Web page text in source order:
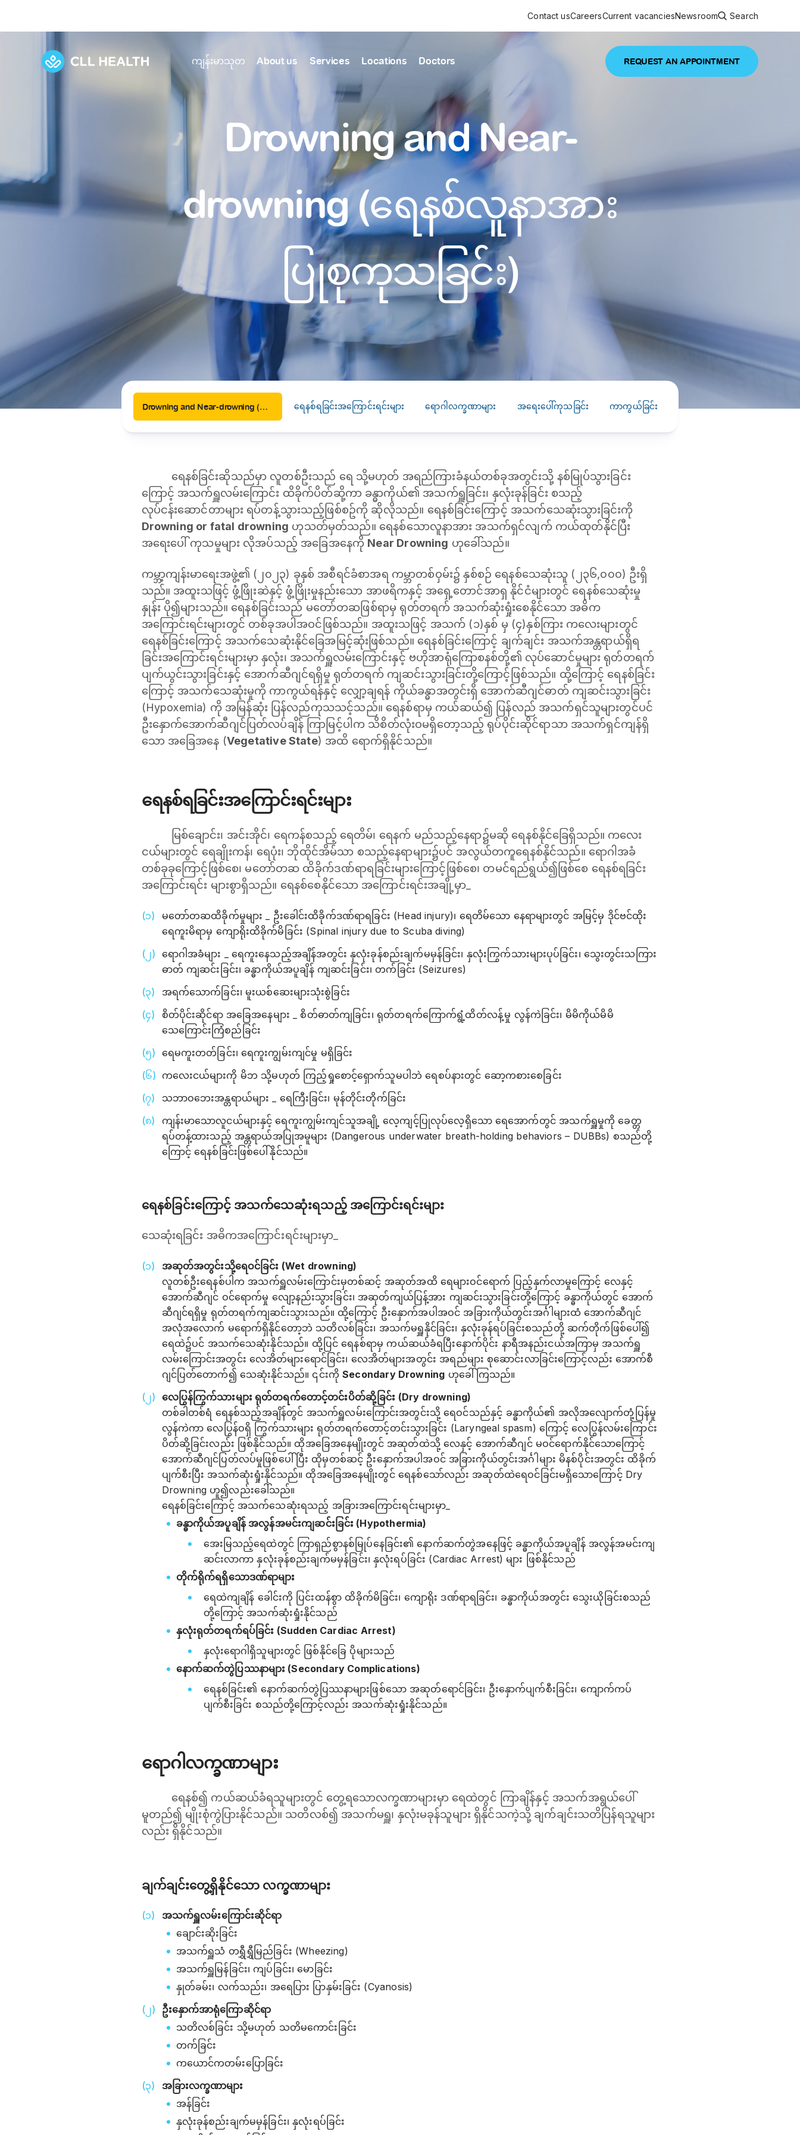
ကျန်းမာသုတ
Diseases and Conditions
Tests and Procedures
Drugs and Supplements
Healthy Lifestyles
Find Health articles by first letter
A E F G H I J
K
N P Q R S T U
V
W
X
Or search by keyword
ALL ARTICLES
SEARCH
DISEASES AND CONDITIONS
Melioidosis (မယ်လီယွိုက်ဒိုး
ဆစ် ပြင်းထန်ကူးစက်ရောဂါ)
ဘက်တီးရီးယားပိုးကြောင့်ဖြစ်သော မယ်
လီယွိုက်ဒိုးဆစ် ပြင်းထန်
About us
Discover our commitment to transforming healthcare
Our history
News & Announcements
PRESS RELEASE
16 JAN 2026
CLL HEALTH
Strengthens
Myanmar Through
Phyu Laboratory and
HEALTH is pleased to
announce the...
29 AUG 2024
CLL HEALTH unveils
Shin Saw Pu Clinic in
Yangon, advancing
Yangon, Myanmar, 29
Services
Explore Services
Comprehensive care for your health and well-being
Primary care Developmental screening
Health screening
Our featured services
Trusted care for every stage of life
Primary care
Comprehensive and continuing health care from prenatal
to elderly stages, coordinating with specialists as
needed
Locations
Comprehensive care for your health and well-being
Our polyclinics
Quality primary and specialty care near you
Diagnostics and treatment in one place
Accurate and reliable diagnostic testing services
Medical travel offices
One-stop medical referral services
Our clinics
Dedicated to providing comprehensive interdisciplinary
healthcare services
Shin Saw Pu Clinic
A Top-Tier Primary Care Facility Inaugurated in Yangon for
Local and Expatriate Families
Doctors REQUEST AN APPOINTMENT
Contact usCareersCurrent vacanciesNewsroom Search
Drowning and Near-
drowning (ရေနစ်လူနာအား
ပြုစုကုသခြင်း)
Drowning and Near-drowning (ရေနစ်လူနာအား ပြုစုကုသခြင်း) ရေနစ်ရခြင်းအကြောင်းရင်းများ ရောဂါလက္ခဏာများ အရေးပေါ်ကုသခြင်း ကာကွယ်ခြင်း
ရေနစ်ခြင်းဆိုသည်မှာ လူတစ်ဦးသည် ရေ သို့မဟုတ် အရည်ကြားခံနယ်တစ်ခုအတွင်းသို့ နစ်မြုပ်သွားခြင်း
ကြောင့် အသက်ရှူလမ်းကြောင်း ထိခိုက်ပိတ်ဆို့ကာ ခန္ဓာကိုယ်၏ အသက်ရှူခြင်း၊ နှလုံးခုန်ခြင်း စသည့်
လုပ်ငန်းဆောင်တာများ ရပ်တန့်သွားသည့်ဖြစ်စဥ်ကို ဆိုလိုသည်။ ရေနစ်ခြင်းကြောင့် အသက်သေဆုံးသွားခြင်းကို
Drowning or fatal drowning ဟုသတ်မှတ်သည်။ ရေနစ်သောလူနာအား အသက်ရှင်လျက် ကယ်ထုတ်နိုင်ပြီး
အရေးပေါ် ကုသမှုများ လိုအပ်သည့် အခြေအနေကို Near Drowning ဟုခေါ်သည်။
ကမ္ဘာ့ကျန်းမာရေးအဖွဲ့၏ (၂၀၂၃) ခုနှစ် အစီရင်ခံစာအရ ကမ္ဘာတစ်ဝှမ်း၌ နှစ်စဉ် ရေနစ်သေဆုံးသူ (၂၃၆,၀၀၀) ဦးရှိ
သည်။ အထူးသဖြင့် ဖွံ့ဖြိုးဆဲနှင့် ဖွံ့ဖြိုးမှုနည်းသော အာဖရိကနှင့် အရှေ့တောင်အာရှ နိုင်ငံများတွင် ရေနစ်သေဆုံးမှု
နှုန်း ပို၍များသည်။ ရေနစ်ခြင်းသည် မတော်တဆဖြစ်ရာမှ ရုတ်တရက် အသက်ဆုံးရှုံးစေနိုင်သော အဓိက
အကြောင်းရင်းများတွင် တစ်ခုအပါအဝင်ဖြစ်သည်။ အထူးသဖြင့် အသက် (၁)နှစ် မှ (၄)နှစ်ကြား ကလေးများတွင်
‌ရေနစ်ခြင်းကြောင့် အသက်သေဆုံးနိုင်ခြေအမြင့်ဆုံးဖြစ်သည်။ ရေနစ်ခြင်းကြောင့် ချက်ချင်း အသက်အန္တရာယ်ရှိရ
ခြင်းအကြောင်းရင်းများမှာ နှလုံး၊ အသက်ရှူလမ်းကြောင်းနှင့် ဗဟိုအာရုံကြောစနစ်တို့၏ လုပ်ဆောင်မှုများ ရုတ်တရက်
ပျက်ယွင်းသွားခြင်းနှင့် အောက်ဆီဂျင်ရရှိမှု ရုတ်တရက် ကျဆင်းသွားခြင်းတို့ကြောင့်ဖြစ်သည်။ ထို့ကြောင့် ရေနစ်ခြင်း
ကြောင့် အသက်သေဆုံးမှုကို ကာကွယ်ရန်နှင့် လျှော့ချရန် ကိုယ်ခန္ဓာအတွင်းရှိ အောက်ဆီဂျင်ဓာတ် ကျဆင်းသွားခြင်း
(Hypoxemia) ကို အမြန်ဆုံး ပြန်လည်ကုသသင့်သည်။ ရေနစ်ရာမှ ကယ်ဆယ်၍ ပြန်လည် အသက်ရှင်သူများတွင်ပင်
ဦးနှောက်အောက်ဆီဂျင်ပြတ်လပ်ချိန် ကြာမြင့်ပါက သိစိတ်လုံးဝမရှိတော့သည့် ရုပ်ပိုင်းဆိုင်ရာသာ အသက်ရှင်ကျန်ရှိ
သော အခြေအနေ (Vegetative State) အထိ ရောက်ရှိနိုင်သည်။
ရေနစ်ရခြင်းအကြောင်းရင်းများ
မြစ်ချောင်း၊ အင်းအိုင်၊ ရေကန်စသည့် ရေတိမ်၊ ရေနက် မည်သည့်နေရာ၌မဆို ရေနစ်နိုင်ခြေရှိသည်။ ကလေး
ငယ်များတွင် ရေချိုးကန်၊ ရေပုံး၊ ဘိုထိုင်အိမ်သာ စသည့်နေရာများ၌ပင် အလွယ်တကူရေနစ်နိုင်သည်။ ရောဂါအခံ
တစ်ခုခုကြောင့်ဖြစ်စေ၊ မတော်တဆ ထိခိုက်ဒဏ်ရာရခြင်းများကြောင့်ဖြစ်စေ၊ တမင်ရည်ရွယ်၍ဖြစ်စေ ရေနစ်ရခြင်း
အကြောင်းရင်း များစွာရှိသည်။ ‌ရေနစ်စေနိုင်သော အကြောင်းရင်းအချို့မှာ_
မတော်တဆထိခိုက်မှုများ _ ဦးခေါင်းထိခိုက်ဒဏ်ရာရခြင်း (Head injury)၊ ရေတိမ်သော နေရာများတွင် အမြင့်မှ ဒိုင်ဗင်ထိုး
ရေကူးမိရာမှ ကျောရိုးထိခိုက်မိခြင်း (Spinal injury due to Scuba diving)
ရောဂါအခံများ _ ရေကူးနေသည့်အချိန်အတွင်း နှလုံးခုန်စည်းချက်မမှန်ခြင်း၊ နှလုံးကြွက်သားများပုပ်ခြင်း၊ သွေးတွင်းသကြား
ဓာတ် ကျဆင်းခြင်း၊ ခန္ဓာကိုယ်အပူချိန် ကျဆင်းခြင်း၊ တက်ခြင်း (Seizures)
အရက်သောက်ခြင်း၊ မူးယစ်ဆေးများသုံးစွဲခြင်း
စိတ်ပိုင်းဆိုင်ရာ အခြေအနေများ _ စိတ်ဓာတ်ကျခြင်း၊ ရုတ်တရက်ကြောက်ရွံ့ထိတ်လန့်မှု လွန်ကဲခြင်း၊ မိမိကိုယ်မိမိ
သေကြောင်းကြံစည်ခြင်း
ရေမကူးတတ်ခြင်း၊ ရေကူးကျွမ်းကျင်မှု မရှိခြင်း
ကလေးငယ်များကို မိဘ သို့မဟုတ် ကြည့်ရှုစောင့်ရှောက်သူမပါဘဲ ရေစပ်နားတွင် ဆော့ကစားစေခြင်း
သဘာဝဘေးအန္တရာယ်များ _ ရေကြီးခြင်း၊ မုန်တိုင်းတိုက်ခြင်း
ကျန်းမာသောလူငယ်များနှင့် ရေကူးကျွမ်းကျင်သူအချို့ လေ့ကျင့်ပြုလုပ်လေ့ရှိသော ရေအောက်တွင် အသက်ရှူမှုကို ခေတ္တ
ရပ်တန့်ထားသည့် အန္တရာယ်အပြုအမူများ (Dangerous underwater breath-holding behaviors – DUBBs) စသည်တို့
ကြောင့် ရေနစ်ခြင်းဖြစ်ပေါ်နိုင်သည်။
ရေနစ်ခြင်းကြောင့် အသက်သေဆုံးရသည့် အကြောင်းရင်းများ
သေဆုံးရခြင်း အဓိကအကြောင်းရင်းများမှာ_
အဆုတ်အတွင်းသို့ရေဝင်ခြင်း (Wet drowning)
လူတစ်ဦးရေနစ်ပါက အသက်ရှူလမ်းကြောင်းမှတစ်ဆင့် အဆုတ်အထိ ရေများဝင်ရောက် ပြည့်နှက်လာမှုကြောင့် လေနှင့်
အောက်ဆီဂျင် ဝင်ရောက်မှု လျော့နည်းသွားခြင်း၊ အဆုတ်ကျယ်ပြန့်အား ကျဆင်းသွားခြင်းတို့ကြောင့် ခန္ဓာကိုယ်တွင် အောက်
ဆီဂျင်ရရှိမှု ရုတ်တရက်ကျဆင်းသွားသည်။ ထို့ကြောင့် ဦးနှောက်အပါအဝင် အခြားကိုယ်တွင်းအင်္ဂါများထံ အောက်ဆီဂျင်
အလုံအလောက် မရောက်ရှိနိုင်တော့ဘဲ သတိလစ်ခြင်း၊ အသက်မရှူနိုင်ခြင်း၊ နှလုံးခုန်ရပ်ခြင်းစသည်တို့ ဆက်တိုက်ဖြစ်ပေါ်၍
ရေထဲ၌ပင် အသက်သေဆုံးနိုင်သည်။ ထို့ပြင် ရေနစ်ရာမှ ကယ်ဆယ်ခံရပြီးနောက်ပိုင်း နာရီအနည်းငယ်အကြာမှ အသက်ရှူ
လမ်းကြောင်းအတွင်း လေအိတ်များရောင်ခြင်း၊ လေအိတ်များအတွင်း အရည်များ စုဆောင်းလာခြင်းကြောင့်လည်း အောက်စီ
ဂျင်ပြတ်တောက်၍ သေဆုံးနိုင်သည်။ ၎င်းကိုSecondary Drowning ဟုခေါ်ကြသည်။
လေပြွန်ကြွက်သားများ ရုတ်တရက်တောင့်တင်းပိတ်ဆို့ခြင်း (Dry drowning)
တစ်ခါတစ်ရံ ရေနစ်သည့်အချိန်တွင် အသက်ရှူလမ်းကြောင်းအတွင်းသို့ ရေဝင်သည်နှင့် ခန္ဓာကိုယ်၏ အလိုအလျောက်တုံ့ပြန်မှု
လွန်ကဲကာ လေပြွန်ဝရှိ ကြွက်သားများ ရုတ်တရက်တောင့်တင်းသွားခြင်း (Laryngeal spasm) ကြောင့် လေပြွန်လမ်းကြောင်း
ပိတ်ဆို့ခြင်းလည်း ဖြစ်နိုင်သည်။ ထိုအခြေအနေမျိုးတွင် အဆုတ်ထဲသို့ လေနှင့် အောက်ဆီဂျင် မဝင်ရောက်နိုင်သောကြောင့်
အောက်ဆီဂျင်ပြတ်လပ်မှုဖြစ်ပေါ်ပြီး ထိုမှတစ်ဆင့် ဦးနှောက်အပါအဝင် အခြားကိုယ်တွင်းအင်္ဂါများ မိနစ်ပိုင်းအတွင်း ထိခိုက်
ပျက်စီးပြီး အသက်ဆုံးရှုံးနိုင်သည်။ ထိုအခြေအနေမျိုးတွင် ရေနစ်သော်လည်း အဆုတ်ထဲရေဝင်ခြင်းမရှိသောကြောင့် Dry
Drowning ဟူ၍လည်းခေါ်သည်။
ရေနစ်ခြင်းကြောင့် အသက်သေဆုံးရသည့် အခြားအကြောင်းရင်းများမှာ_
ခန္ဓာကိုယ်အပူချိန် အလွန်အမင်းကျဆင်းခြင်း (Hypothermia)
အေးမြသည့်ရေထဲတွင် ကြာရှည်စွာနစ်မြုပ်နေခြင်း၏ နောက်ဆက်တွဲအနေဖြင့် ခန္ဓာကိုယ်အပူချိန် အလွန်အမင်းကျ
ဆင်းလာကာ နှလုံးခုန်စည်းချက်မမှန်ခြင်း၊ နှလုံးရပ်ခြင်း (Cardiac Arrest) များ ဖြစ်နိုင်သည်
တိုက်ရိုက်ရရှိသောဒဏ်ရာများ
ရေထဲကျချိန် ခေါင်းကို ပြင်းထန်စွာ ထိခိုက်မိခြင်း၊ ကျောရိုး ဒဏ်ရာရခြင်း၊ ခန္ဓာကိုယ်အတွင်း သွေးယိုခြင်းစသည်
တို့ကြောင့် အသက်ဆုံးရှုံးနိုင်သည်
နှလုံးရုတ်တရက်ရပ်ခြင်း (Sudden Cardiac Arrest)
နှလုံးရောဂါရှိသူများတွင် ဖြစ်နိုင်ခြေ ပိုများသည်
နောက်ဆက်တွဲပြဿနာများ (Secondary Complications)
ရေနစ်ခြင်း၏ နောက်ဆက်တွဲပြဿနာများဖြစ်သော အဆုတ်ရောင်ခြင်း၊ ဦးနှောက်ပျက်စီးခြင်း၊ ကျောက်ကပ်
ပျက်စီးခြင်း စသည်တို့ကြောင့်လည်း အသက်ဆုံးရှုံးနိုင်သည်။
ရောဂါလက္ခဏာများ
ရေနစ်၍ ကယ်ဆယ်ခံရသူများတွင် တွေ့ရသောလက္ခဏာများမှာ ရေထဲတွင် ကြာချိန်နှင့် အသက်အရွယ်ပေါ်
မူတည်၍ မျိုးစုံကွဲပြားနိုင်သည်။ သတိလစ်၍ အသက်မရှူ၊ နှလုံးမခုန်သူများ ရှိနိုင်သကဲ့သို့ ချက်ချင်းသတိပြန်ရသူများ
လည်း ရှိနိုင်သည်။
ချက်ချင်းတွေ့ရှိနိုင်သော လက္ခဏာများ
အသက်ရှူလမ်းကြောင်းဆိုင်ရာ
ချောင်းဆိုးခြင်း
အသက်ရှူသံ တရွှီရွှီမြည်ခြင်း (Wheezing)
အသက်ရှူမြန်ခြင်း၊ ကျပ်ခြင်း၊ မောခြင်း
နှုတ်ခမ်း၊ လက်သည်း၊ အရေပြား ပြာနှမ်းခြင်း (Cyanosis)
ဦးနှောက်အာရုံကြောဆိုင်ရာ
သတိလစ်ခြင်း သို့မဟုတ် သတိမကောင်းခြင်း
တက်ခြင်း
ကယောင်ကတမ်းပြောခြင်း
အခြားလက္ခဏာများ
အန်ခြင်း
နှလုံးခုန်စည်းချက်မမှန်ခြင်း၊ နှလုံးရပ်ခြင်း